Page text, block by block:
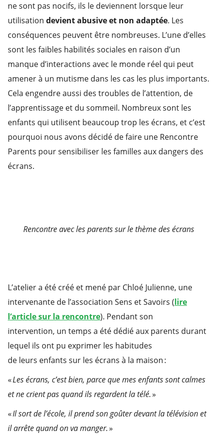
ne sont pas nocifs, ils le deviennent lorsque leur
utilisation devient abusive et non adaptée. Les
conséquences peuvent être nombreuses. L’une d’elles
sont les faibles habilités sociales en raison d’un
manque d’interactions avec le monde réel qui peut
amener à un mutisme dans les cas les plus importants.
Cela engendre aussi des troubles de l’attention, de
l’apprentissage et du sommeil. Nombreux sont les
enfants qui utilisent beaucoup trop les écrans, et c’est
pourquoi nous avons décidé de faire une Rencontre
Parents pour sensibiliser les familles aux dangers des
écrans.
Rencontre avec les parents sur le thème des écrans
L’atelier a été créé et mené par Chloé Julienne, une
intervenante de l’association Sens et Savoirs (lire
l’article sur la rencontre). Pendant son
intervention, un temps a été dédié aux parents durant
lequel ils ont pu exprimer les habitudes
de leurs enfants sur les écrans à la maison :
«Les écrans, c’est bien, parce que mes enfants sont calmes
et ne crient pas quand ils regardent la télé.»
«Il sort de l’école, il prend son goûter devant la télévision et
il arrête quand on va manger.»